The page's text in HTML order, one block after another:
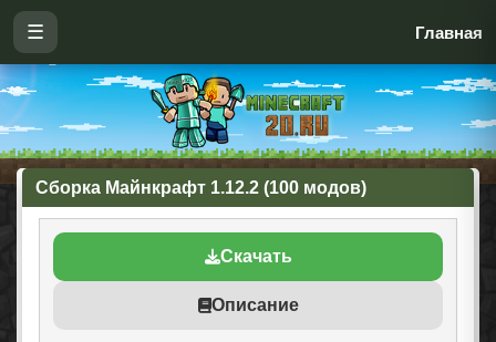
☰ Главная
Сборка Майнкрафт 1.12.2 (100 модов)
Скачать
Описание